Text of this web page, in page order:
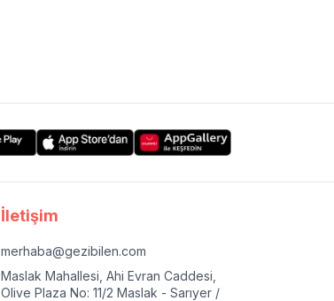
İletişim
merhaba@gezibilen.com
Maslak Mahallesi, Ahi Evran Caddesi,
Olive Plaza No: 11/2 Maslak - Sarıyer /